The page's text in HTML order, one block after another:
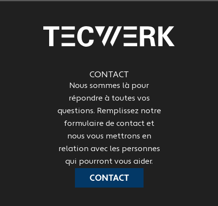
CONTACT
Nous sommes là pour
répondre à toutes vos
questions. Remplissez notre
formulaire de contact et
nous vous mettrons en
relation avec les personnes
qui pourront vous aider.
CONTACT